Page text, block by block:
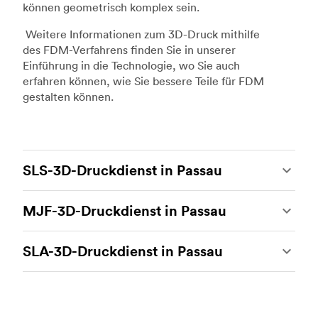
können geometrisch komplex sein.
Weitere Informationen zum 3D-Druck mithilfe
des FDM-Verfahrens finden Sie in unserer
Einführung in die Technologie, wo Sie auch
erfahren können, wie Sie bessere Teile für FDM
gestalten können.
SLS-3D-Druckdienst in Passau
(SLS) handelt es sich um eines der stärksten
additiven Fertigungsverfahren, das es
ermöglicht, beständige und genaue
kundenspezifische Teile herzustellen. Der SLS-
3D-Druck ist ideal für Rapid Prototyping und
MJF-3D-Druckdienst in Passau
additive Fertigungsverfahren von Hewlett-
Packard. Hierbei handelt es sich um die
SLA-3D-Druckdienst in Passau